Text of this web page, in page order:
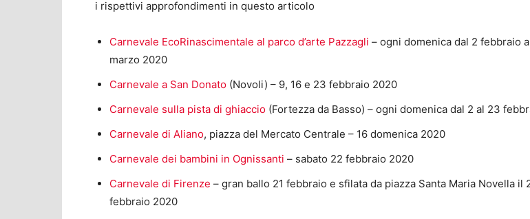
i rispettivi approfondimenti in questo articolo
Carnevale EcoRinascimentale al parco d’arte Pazzagli – ogni domenica dal 2 febbraio
marzo 2020
Carnevale a San Donato (Novoli) – 9, 16 e 23 febbraio 2020
Carnevale sulla pista di ghiaccio (Fortezza da Basso) – ogni domenica dal 2 al 23
Carnevale di Aliano, piazza del Mercato Centrale – 16 domenica 2020
Carnevale dei bambini in Ognissanti – sabato 22 febbraio 2020
Carnevale di Firenze – gran ballo 21 febbraio e sfilata da piazza Santa Maria Novella il
febbraio 2020